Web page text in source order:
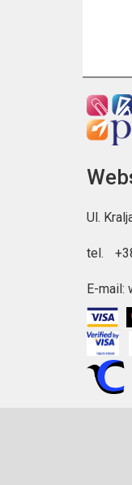
Ul.
tel.
E-mail: